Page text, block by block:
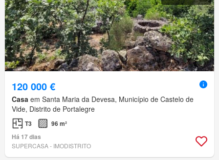
120 000 €
Casa em Santa Maria da Devesa, Município de Castelo de
Vide, Distrito de Portalegre
T3
96 m²
Há 17 dias
SUPERCASA - IMODISTRITO